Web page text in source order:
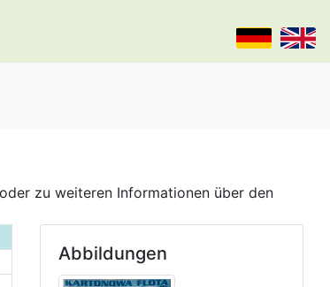
zu weiteren Informationen über den
Abbildungen